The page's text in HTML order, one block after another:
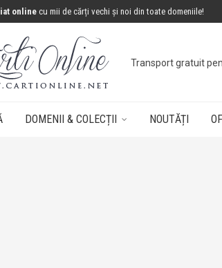
online cu mii de cărți vechi și noi din toate domeniile!
Transport gratuit
DOMENII & COLECȚII NOUTĂȚI